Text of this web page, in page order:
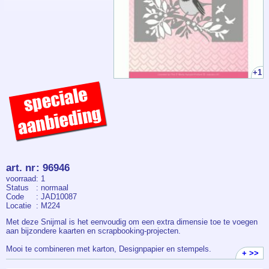
+1
art. nr: 96946
voorraad: 1
Status
: normaal
Code
: JAD10087
Locatie : M224
Met deze Snijmal is het eenvoudig om een extra dimensie toe te voegen
aan bijzondere kaarten en scrapbooking-projecten.
Mooi te combineren met karton, Designpapier en stempels.
+ >>